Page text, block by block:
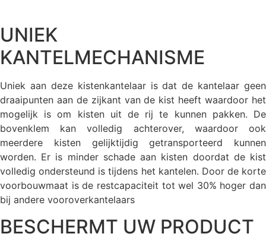
UNIEK
KANTELMECHANISME
Uniek aan deze kistenkantelaar is dat de kantelaar geen
draaipunten aan de zijkant van de kist heeft waardoor het
mogelijk is om kisten uit de rij te kunnen pakken. De
bovenklem kan volledig achterover, waardoor ook
meerdere kisten gelijktijdig getransporteerd kunnen
worden. Er is minder schade aan kisten doordat de kist
volledig ondersteund is tijdens het kantelen. Door de korte
voorbouwmaat is de restcapaciteit tot wel 30% hoger dan
bij andere vooroverkantelaars
BESCHERMT UW PRODUCT